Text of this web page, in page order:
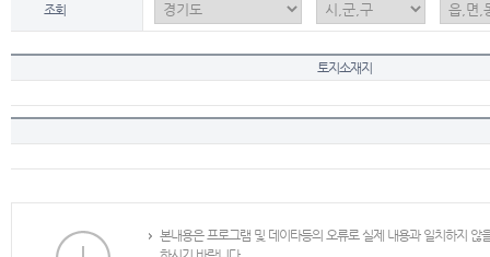
조회
토지소재지
본내용은 프로그램 및 데이타등의 오류로 실제 내용과 일치하지